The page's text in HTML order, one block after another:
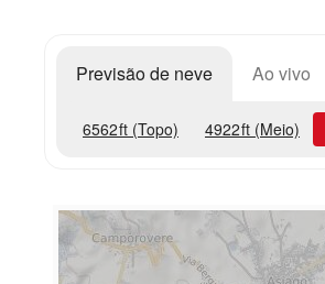
Previsão de neve Ao vivo
6562ft (Topo) 4922ft (Meio)